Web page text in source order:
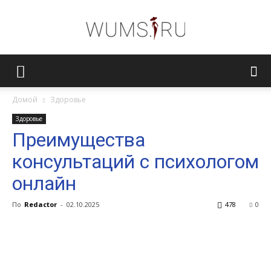
Домой Здоровье
Здоровье
Преимущества
консультаций с психологом
онлайн
По Redactor - 02.10.2025 0
478